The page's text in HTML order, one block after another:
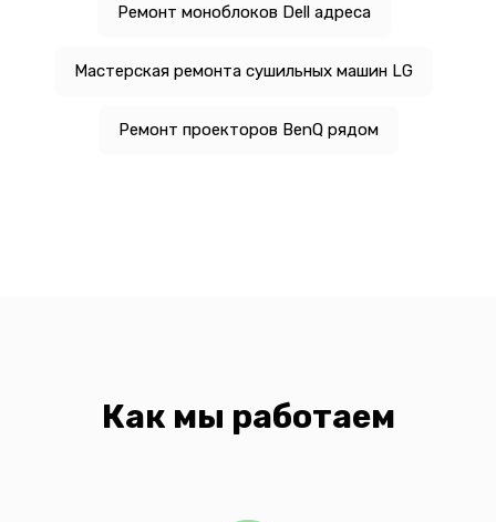
Ремонт моноблоков Dell адреса
Мастерская ремонта сушильных машин LG
Ремонт проекторов BenQ рядом
Как мы работаем